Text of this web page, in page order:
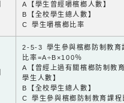
A【學生曾經嚼檳榔人數】
B【全校學生總人數】
C 學生嚼檳榔比率
2-5-3 學生參與檳榔防制教育
比率=A÷B×100％
A【曾經上過有關檳榔防制教
學生人數】
B【全校學生總人數】
C 學生參與檳榔防制教育課程